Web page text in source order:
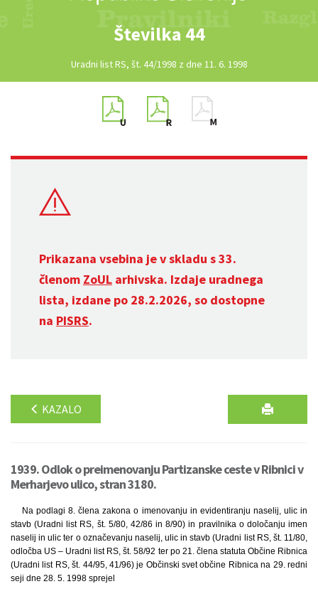
Številka 44
Uradni list RS, št. 44/1998 z dne 11. 6. 1998
Prikazana vsebina je v skladu s 33.
členom ZoUL arhivska. Izdaje uradnega
lista, izdane po 28.2.2026, so dostopne
na PISRS.
KAZALO
1939. Odlok o preimenovanju Partizanske ceste v Ribnici v
Merharjevo ulico, stran 3180.
Na podlagi 8. člena zakona o imenovanju in evidentiranju naselij, ulic in
stavb (Uradni list RS, št. 5/80, 42/86 in 8/90) in pravilnika o določanju imen
naselij in ulic ter o označevanju naselij, ulic in stavb (Uradni list RS, št. 11/80,
odločba US – Uradni list RS, št. 58/92 ter po 21. člena statuta Občine Ribnica
(Uradni list RS, št. 44/95, 41/96) je Občinski svet občine Ribnica na 29. redni
seji dne 28. 5. 1998 sprejel